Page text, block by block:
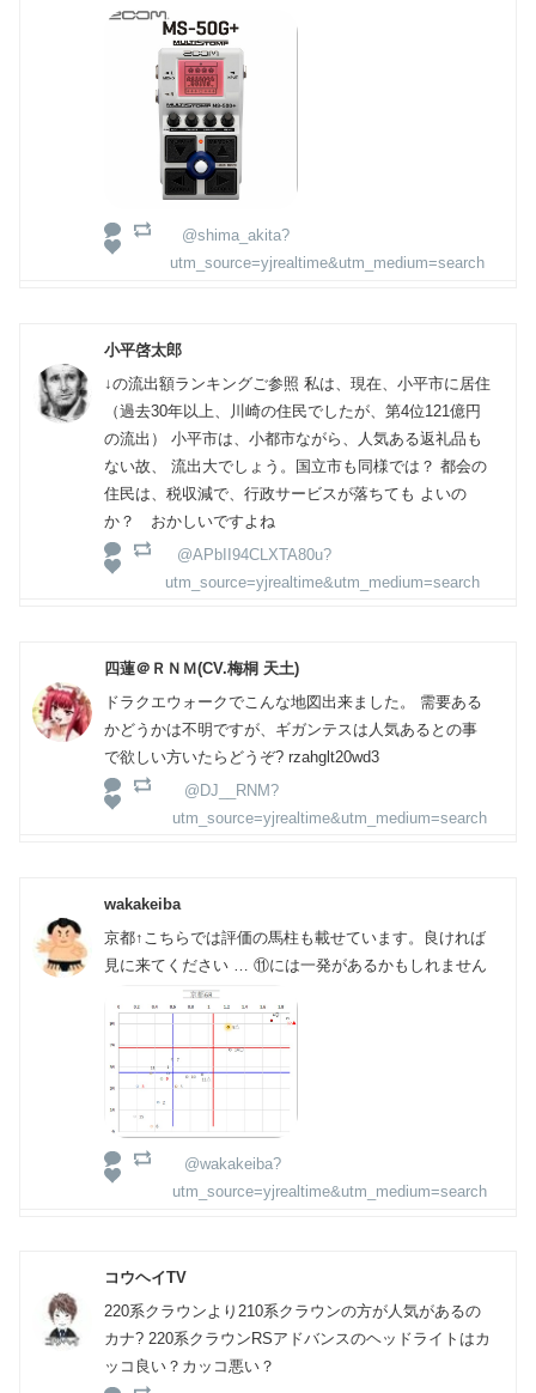
@shima_akita?
utm_source=yjrealtime&utm_medium=search
小平啓太郎
↓の流出額ランキングご参照 私は、現在、小平市に居住
（過去30年以上、川崎の住民でしたが、第4位121億円
の流出） 小平市は、小都市ながら、人気ある返礼品も
ない故、 流出大でしょう。国立市も同様では？ 都会の
住民は、税収減で、行政サービスが落ちても よいの
か？ おかしいですよね
@APbII94CLXTA80u?
utm_source=yjrealtime&utm_medium=search
四蓮＠ＲＮＭ(CV.梅桐 天土)
ドラクエウォークでこんな地図出来ました。 需要ある
かどうかは不明ですが、ギガンテスは人気あるとの事
で欲しい方いたらどうぞ? rzahglt20wd3
@DJ__RNM?
utm_source=yjrealtime&utm_medium=search
wakakeiba
京都↑こちらでは評価の馬柱も載せています。良ければ
見に来てください … ⑪には一発があるかもしれません
@wakakeiba?
utm_source=yjrealtime&utm_medium=search
コウヘイTV
220系クラウンより210系クラウンの方が人気があるの
カナ? 220系クラウンRSアドバンスのヘッドライトはカ
ッコ良い？カッコ悪い？